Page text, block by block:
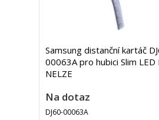
Samsung distanční kartáč
00063A pro hubici Slim LED
NELZE
Na dotaz
DJ60-00063A